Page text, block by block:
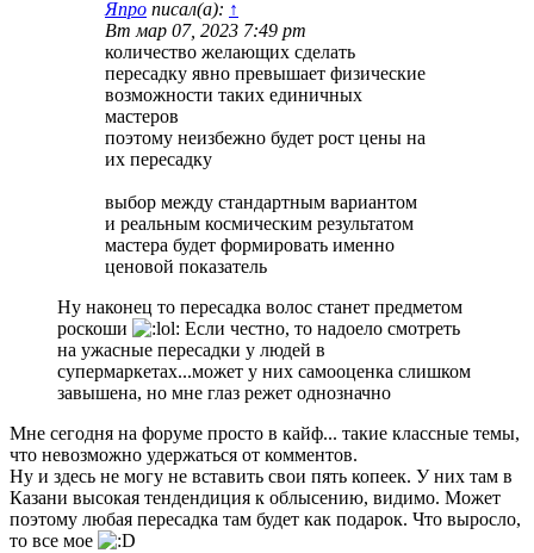
Япро писал(а): ↑
Вт мар 07, 2023 7:49 pm
количество желающих сделать
пересадку явно превышает физические
возможности таких единичных
мастеров
поэтому неизбежно будет рост цены на
их пересадку
выбор между стандартным вариантом
и реальным космическим результатом
мастера будет формировать именно
ценовой показатель
Ну наконец то пересадка волос станет предметом
роскоши
Если честно, то надоело смотреть
на ужасные пересадки у людей в
супермаркетах...может у них самооценка слишком
завышена, но мне глаз режет однозначно
Мне сегодня на форуме просто в кайф... такие классные темы,
что невозможно удержаться от комментов.
Ну и здесь не могу не вставить свои пять копеек. У них там в
Казани высокая тендендиция к облысению, видимо. Может
поэтому любая пересадка там будет как подарок. Что выросло,
то все мое